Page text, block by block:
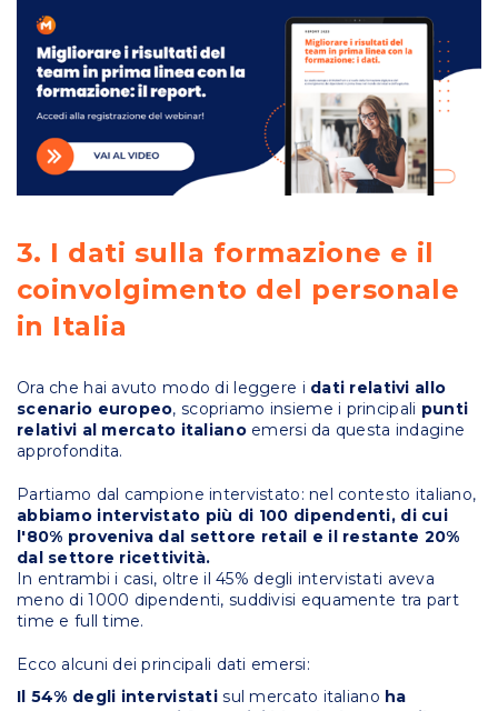
3. I dati sulla formazione e il
coinvolgimento del personale
in Italia
Ora che hai avuto modo di leggere i dati relativi allo
scenario europeo, scopriamo insieme i principali punti
relativi al mercato italianoemersi da questa indagine
approfondita.
Partiamo dal campione intervistato: nel contesto italiano,
abbiamo intervistato più di 100 dipendenti, di cui
l'80% proveniva dal settore retail e il restante 20%
dal settore ricettività.
In entrambi i casi, oltre il 45% degli intervistati aveva
meno di 1000 dipendenti, suddivisi equamente tra part
time e full time.
Ecco alcuni dei principali dati emersi:
Il 54% degli intervistati sul mercato italiano ha